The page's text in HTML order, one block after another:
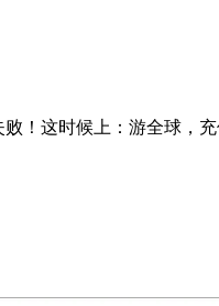
！这时候上：游全球，